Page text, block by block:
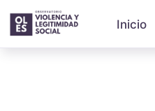
Inicio